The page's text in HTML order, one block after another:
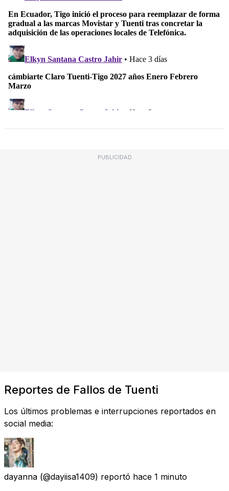
PUBLICIDAD
Reportes de Fallos de Tuenti
Los últimos problemas e interrupciones reportados en
social media:
dayanna (@dayiisa1409) reportó hace 1 minuto